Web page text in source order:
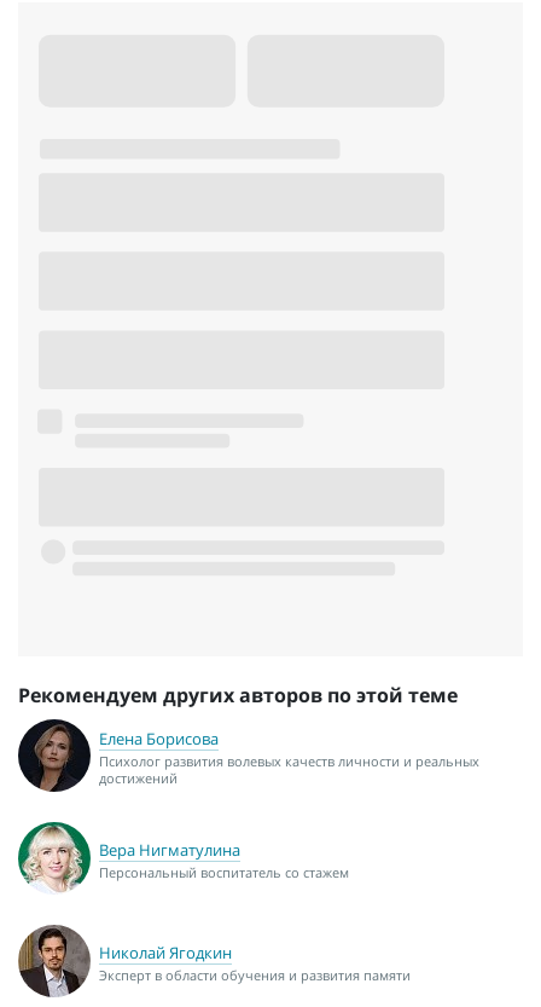
Рекомендуем других авторов по этой теме
Елена Борисова
Психолог развития волевых качеств личности и реальных
достижений
Вера Нигматулина
Персональный воспитатель со стажем
Николай Ягодкин
Эксперт в области обучения и развития памяти